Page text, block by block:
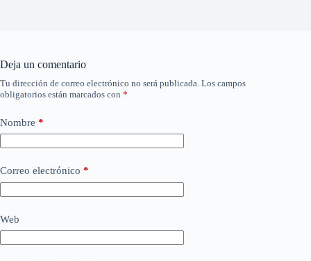
Deja un comentario
Tu dirección de correo electrónico no será publicada. Los campos
obligatorios están marcados con *
Nombre *
Correo electrónico *
Web